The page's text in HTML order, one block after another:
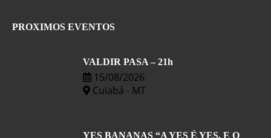
PROXIMOS EVENTOS
VALDIR PASA – 21h
15/08/2026
Cuiabá - MT
YES BANANAS “A YES É YES, E O